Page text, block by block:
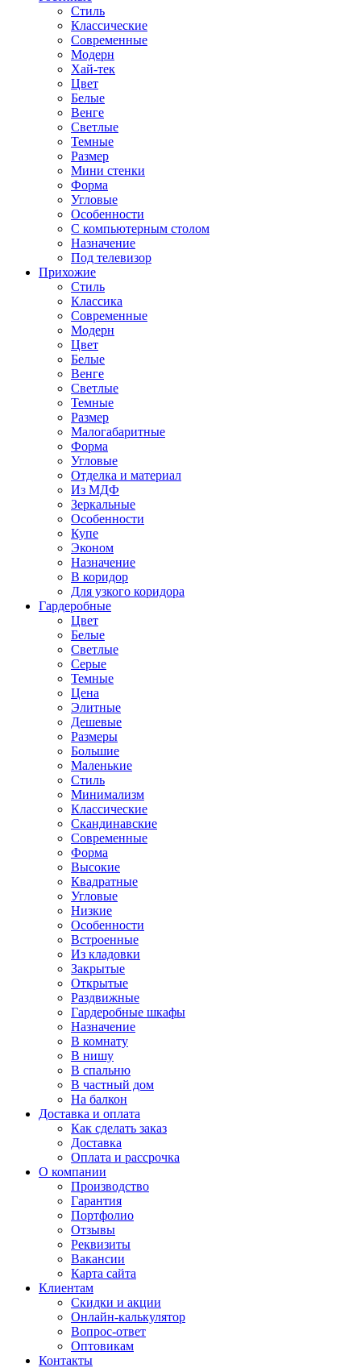
Стиль
Классические
Современные
Модерн
Хай-тек
Цвет
Белые
Венге
Светлые
Темные
Размер
Мини стенки
Форма
Угловые
Особенности
С компьютерным столом
Назначение
Под телевизор
Прихожие
Стиль
Классика
Современные
Модерн
Цвет
Белые
Венге
Светлые
Темные
Размер
Малогабаритные
Форма
Угловые
Отделка и материал
Из МДФ
Зеркальные
Особенности
Купе
Эконом
Назначение
В коридор
Для узкого коридора
Гардеробные
Цвет
Белые
Светлые
Серые
Темные
Цена
Элитные
Дешевые
Размеры
Большие
Маленькие
Стиль
Минимализм
Классические
Скандинавские
Современные
Форма
Высокие
Квадратные
Угловые
Низкие
Особенности
Встроенные
Из кладовки
Закрытые
Открытые
Раздвижные
Гардеробные шкафы
Назначение
В комнату
В нишу
В спальню
В частный дом
На балкон
Доставка и оплата
Как сделать заказ
Доставка
Оплата и рассрочка
О компании
Производство
Гарантия
Портфолио
Отзывы
Реквизиты
Вакансии
Карта сайта
Клиентам
Скидки и акции
Онлайн-калькулятор
Вопрос-ответ
Оптовикам
Контакты